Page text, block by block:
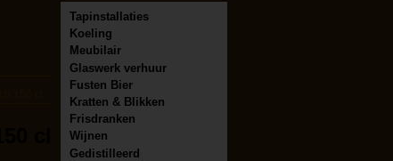
Tapinstallaties
Koeling
Meubilair
Glaswerk verhuur
Fusten Bier
Kratten & Blikken
Frisdranken
Wijnen
Gedistilleerd